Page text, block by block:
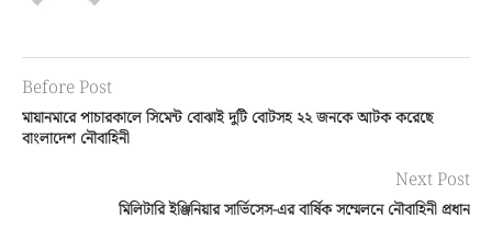
Before Post
মায়ানমারে পাচারকালে সিমেন্ট বোঝাই দুটি বোটসহ ২২ জনকে আটক করেছে
বাংলাদেশ নৌবাহিনী
Next Post
মিলিটারি ইঞ্জিনিয়ার সার্ভিসেস-এর বার্ষিক সম্মেলনে নৌবাহিনী প্রধান